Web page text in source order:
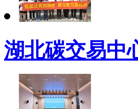
湖北碳交易中